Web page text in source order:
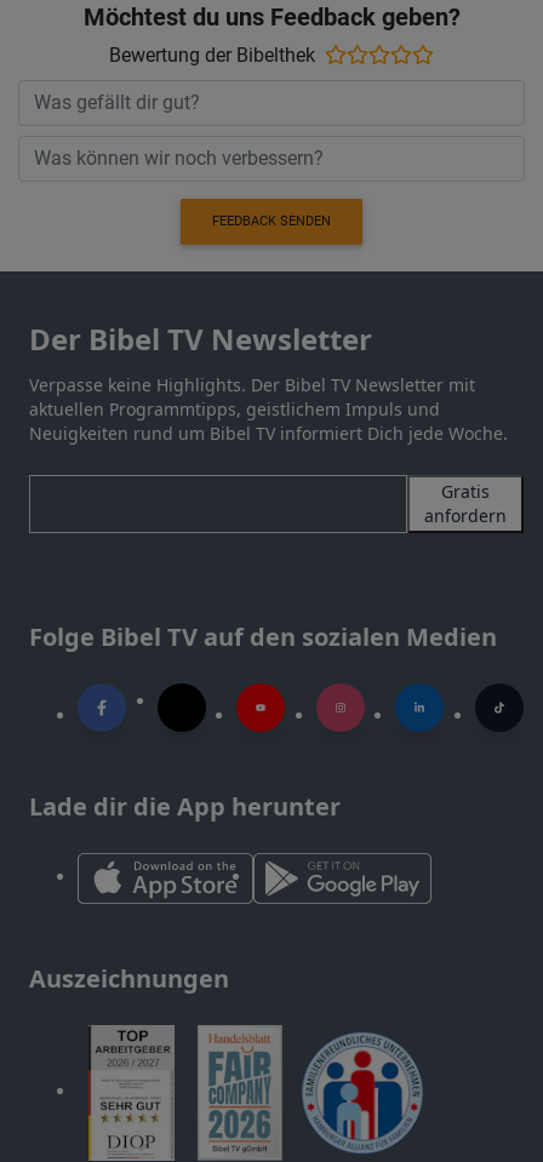
Möchtest du uns Feedback geben?
Bewertung der Bibelthek
FEEDBACK SENDEN
Der Bibel TV Newsletter
Verpasse keine Highlights. Der Bibel TV Newsletter mit
aktuellen Programmtipps, geistlichem Impuls und
Neuigkeiten rund um Bibel TV informiert Dich jede Woche.
Gratis
anfordern
Folge Bibel TV auf den sozialen Medien
Lade dir die App herunter
Auszeichnungen